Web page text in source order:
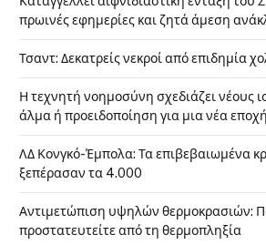
πρωινές εφημερίες και ζητά άμεση
Τσαντ: Δεκατρείς νεκροί από επιδημία
Η τεχνητή νοημοσύνη σχεδιάζει νέους
άλμα ή προειδοποίηση για μια νέα
ΛΔ Κονγκό-Έμπολα: Τα επιβεβαιωμένα
ξεπέρασαν τα 4.000
Αντιμετώπιση υψηλών θερμοκρασιών:
προστατευτείτε από τη θερμοπληξία